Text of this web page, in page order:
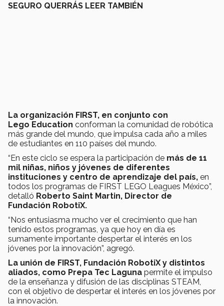
SEGURO QUERRÁS LEER TAMBIÉN
La organización FIRST, en conjunto con
Lego Education conforman la comunidad de robótica
más grande del mundo, que impulsa cada año a miles
de estudiantes en 110 países del mundo.
“En este ciclo se espera la participación de más de 11
mil niñas, niños y jóvenes de diferentes
instituciones y centro de aprendizaje del país, en
todos los programas de FIRST LEGO Leagues México”,
detalló Roberto Saint Martin, Director de
Fundación RobotiX.
“Nos entusiasma mucho ver el crecimiento que han
tenido estos programas, ya que hoy en día es
sumamente importante despertar el interés en los
jóvenes por la innovación”, agregó.
La unión de FIRST, Fundación RobotiX y distintos
aliados, como Prepa Tec Laguna permite el impulso
de la enseñanza y difusión de las disciplinas STEAM,
con el objetivo de despertar el interés en los jóvenes por
la innovación.